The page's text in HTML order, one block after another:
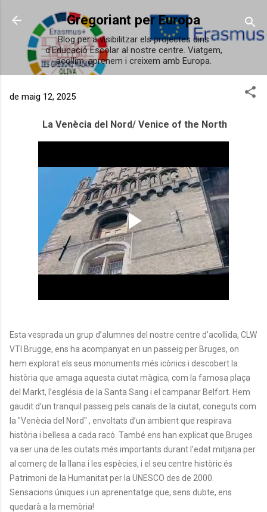
Salta al contingut principal
Gregoriant per Europa
Blog per a visibilitzar els projectes dins
d'Educació Escolar al nostre centre. Viatgem,
acollim, aprenem i creixem amb Europa.
de maig 12, 2025
La Venècia del Nord/ Venice of the North
Esta vesprada un grup d’alumnes del nostre centre d’acollida, CLW
VTI Brugge, ens ha acompanyat en un passeig per Bruges, on
hem explorat els seus monuments més icònics i descobert la
història que amaga aquesta ciutat màgica, com la famosa plaça
del Markt, l’església de la Santa Sang i el campanar Belfort. Hem
gaudit d’un tranquil passeig pels canals de la ciutat, coneguts com
la "Venècia del Nord" , envoltats d’un ambient que respirava
història i bellesa a cada racó. També ens han explicat que Bruges
va ser una de les ciutats més importants durant l’edat mitjana per
al comerç de la llana i les espècies, i el seu centre històric és
Patrimoni de la Humanitat per la UNESCO des de 2000.
Sensacions úniques i un aprenentatge que, sens dubte, ens
quedarà a la memòria!